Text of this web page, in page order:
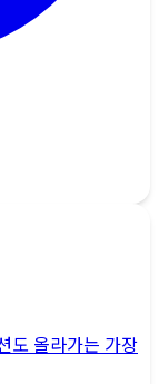
도 올라가는 가장